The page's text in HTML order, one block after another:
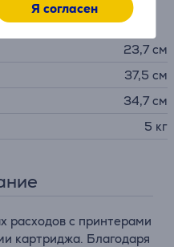
Я согласен
23,7 см
37,5 см
34,7 см
5 кг
расходов с принтерами
картриджа. Благодаря